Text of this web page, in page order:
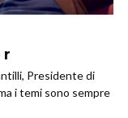
r
Presidente di
i temi sono sempre